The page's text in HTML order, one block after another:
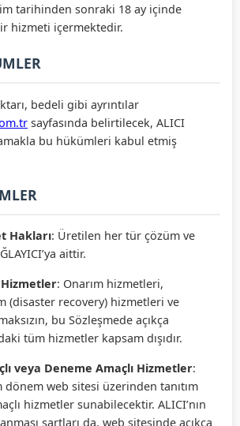
tarihinden sonraki 18 ay içinde
hizmeti içermektedir.
bedeli gibi ayrıntılar
sayfasında belirtilecek, ALICI
bu hükümleri kabul etmiş
Hakları: Üretilen her tür çözüm ve
aittir.
Hizmetler: Onarım hizmetleri,
(disaster recovery) hizmetleri ve
bu Sözleşmede açıkça
tüm hizmetler kapsam dışıdır.
veya Deneme Amaçlı Hizmetler:
dönem web sitesi üzerinden tanıtım
hizmetler sunabilecektir. ALICI’nın
şartları da, web sitesinde açıkça